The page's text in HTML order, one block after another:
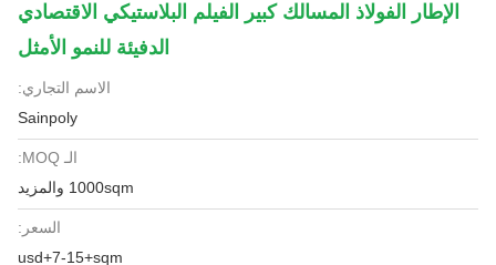
الإطار الفولاذ المسالك كبير الفيلم البلاستيكي الاقتصادي
الدفيئة للنمو الأمثل
الاسم التجاري:
Sainpoly
الـ MOQ:
1000sqm والمزيد
السعر:
usd+7-15+sqm